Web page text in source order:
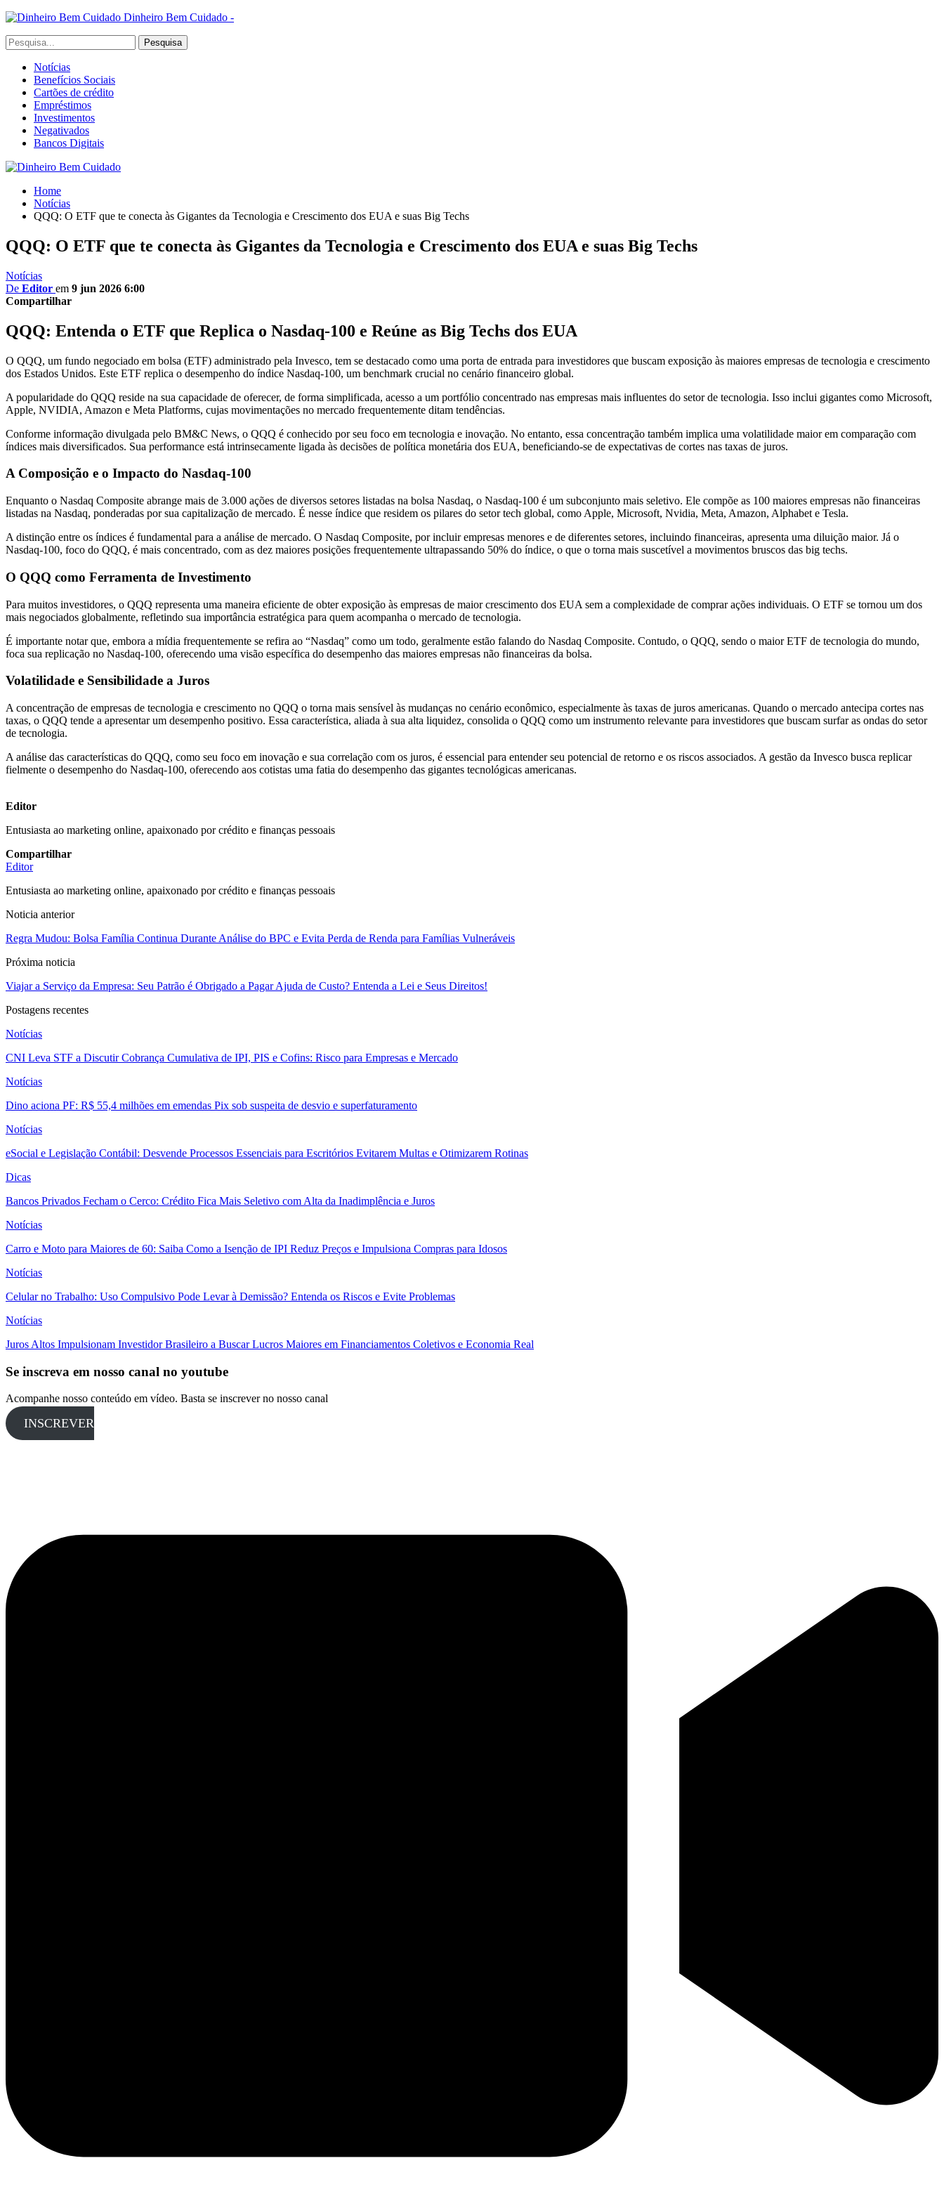
Dinheiro Bem Cuidado -
Notícias
Benefícios Sociais
Cartões de crédito
Empréstimos
Investimentos
Negativados
Bancos Digitais
Home
Notícias
QQQ: O ETF que te conecta às Gigantes da Tecnologia e Crescimento dos EUA e suas Big Techs
QQQ: O ETF que te conecta às Gigantes da Tecnologia e Crescimento dos EUA e suas Big Techs
Notícias
De Editor em 9 jun 2026 6:00
Compartilhar
QQQ: Entenda o ETF que Replica o Nasdaq-100 e Reúne as Big Techs dos EUA
O QQQ, um fundo negociado em bolsa (ETF) administrado pela Invesco, tem se destacado como uma porta de entrada para investidores que buscam exposição às maiores empresas de tecnologia e crescimento
dos Estados Unidos. Este ETF replica o desempenho do índice Nasdaq-100, um benchmark crucial no cenário financeiro global.
A popularidade do QQQ reside na sua capacidade de oferecer, de forma simplificada, acesso a um portfólio concentrado nas empresas mais influentes do setor de tecnologia. Isso inclui gigantes como Microsoft,
Apple, NVIDIA, Amazon e Meta Platforms, cujas movimentações no mercado frequentemente ditam tendências.
Conforme informação divulgada pelo BM&C News, o QQQ é conhecido por seu foco em tecnologia e inovação. No entanto, essa concentração também implica uma volatilidade maior em comparação com
índices mais diversificados. Sua performance está intrinsecamente ligada às decisões de política monetária dos EUA, beneficiando-se de expectativas de cortes nas taxas de juros.
A Composição e o Impacto do Nasdaq-100
Enquanto o Nasdaq Composite abrange mais de 3.000 ações de diversos setores listadas na bolsa Nasdaq, o Nasdaq-100 é um subconjunto mais seletivo. Ele compõe as 100 maiores empresas não financeiras
listadas na Nasdaq, ponderadas por sua capitalização de mercado. É nesse índice que residem os pilares do setor tech global, como Apple, Microsoft, Nvidia, Meta, Amazon, Alphabet e Tesla.
A distinção entre os índices é fundamental para a análise de mercado. O Nasdaq Composite, por incluir empresas menores e de diferentes setores, incluindo financeiras, apresenta uma diluição maior. Já o
Nasdaq-100, foco do QQQ, é mais concentrado, com as dez maiores posições frequentemente ultrapassando 50% do índice, o que o torna mais suscetível a movimentos bruscos das big techs.
O QQQ como Ferramenta de Investimento
Para muitos investidores, o QQQ representa uma maneira eficiente de obter exposição às empresas de maior crescimento dos EUA sem a complexidade de comprar ações individuais. O ETF se tornou um dos
mais negociados globalmente, refletindo sua importância estratégica para quem acompanha o mercado de tecnologia.
É importante notar que, embora a mídia frequentemente se refira ao “Nasdaq” como um todo, geralmente estão falando do Nasdaq Composite. Contudo, o QQQ, sendo o maior ETF de tecnologia do mundo,
foca sua replicação no Nasdaq-100, oferecendo uma visão específica do desempenho das maiores empresas não financeiras da bolsa.
Volatilidade e Sensibilidade a Juros
A concentração de empresas de tecnologia e crescimento no QQQ o torna mais sensível às mudanças no cenário econômico, especialmente às taxas de juros americanas. Quando o mercado antecipa cortes nas
taxas, o QQQ tende a apresentar um desempenho positivo. Essa característica, aliada à sua alta liquidez, consolida o QQQ como um instrumento relevante para investidores que buscam surfar as ondas do setor
de tecnologia.
A análise das características do QQQ, como seu foco em inovação e sua correlação com os juros, é essencial para entender seu potencial de retorno e os riscos associados. A gestão da Invesco busca replicar
fielmente o desempenho do Nasdaq-100, oferecendo aos cotistas uma fatia do desempenho das gigantes tecnológicas americanas.
Editor
Entusiasta ao marketing online, apaixonado por crédito e finanças pessoais
Compartilhar
Editor
Entusiasta ao marketing online, apaixonado por crédito e finanças pessoais
Noticia anterior
Regra Mudou: Bolsa Família Continua Durante Análise do BPC e Evita Perda de Renda para Famílias Vulneráveis
Próxima noticia
Viajar a Serviço da Empresa: Seu Patrão é Obrigado a Pagar Ajuda de Custo? Entenda a Lei e Seus Direitos!
Postagens recentes
Notícias
CNI Leva STF a Discutir Cobrança Cumulativa de IPI, PIS e Cofins: Risco para Empresas e Mercado
Notícias
Dino aciona PF: R$ 55,4 milhões em emendas Pix sob suspeita de desvio e superfaturamento
Notícias
eSocial e Legislação Contábil: Desvende Processos Essenciais para Escritórios Evitarem Multas e Otimizarem Rotinas
Dicas
Bancos Privados Fecham o Cerco: Crédito Fica Mais Seletivo com Alta da Inadimplência e Juros
Notícias
Carro e Moto para Maiores de 60: Saiba Como a Isenção de IPI Reduz Preços e Impulsiona Compras para Idosos
Notícias
Celular no Trabalho: Uso Compulsivo Pode Levar à Demissão? Entenda os Riscos e Evite Problemas
Notícias
Juros Altos Impulsionam Investidor Brasileiro a Buscar Lucros Maiores em Financiamentos Coletivos e Economia Real
Se inscreva em nosso canal no youtube
Acompanhe nosso conteúdo em vídeo. Basta se inscrever no nosso canal
INSCREVER